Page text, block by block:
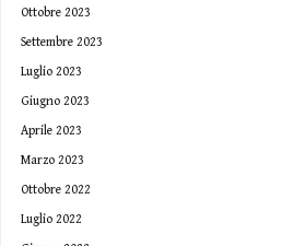
Ottobre 2023
Settembre 2023
Luglio 2023
Giugno 2023
Aprile 2023
Marzo 2023
Ottobre 2022
Luglio 2022